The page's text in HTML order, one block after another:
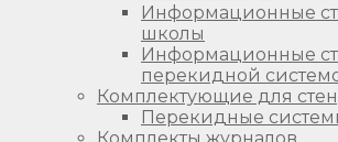
Информационные
школы
Информационные
перекидной
Комплектующие для
Перекидные